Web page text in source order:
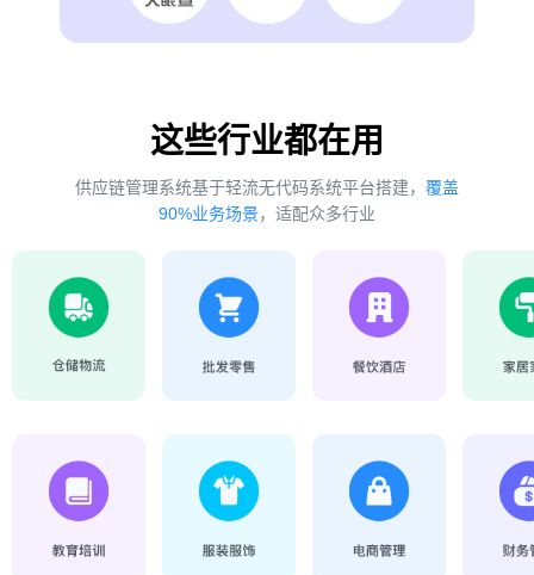
这些行业都在用
供应链管理系统基于轻流无代码系统平台搭建， 覆盖
90%业务场景，适配众多行业